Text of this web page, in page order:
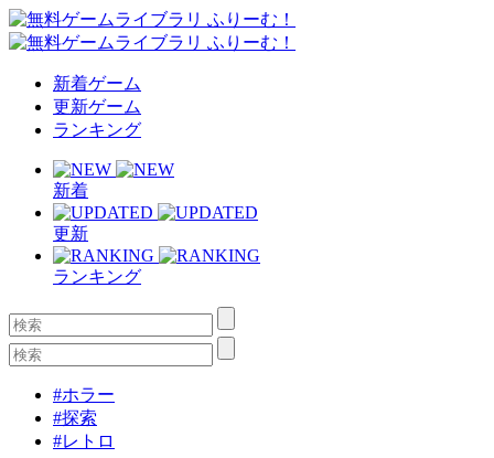
新着ゲーム
更新ゲーム
ランキング
新着
更新
ランキング
#ホラー
#探索
#レトロ